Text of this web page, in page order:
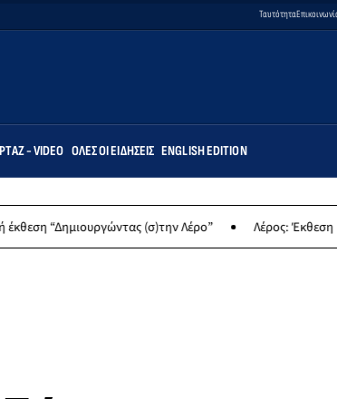
Ταυτότητα
- VIDEO ΌΛΕΣ ΟΙ ΕΙΔΉΣΕΙΣ ENGLISH EDITION
(σ)την Λέρο” Λέρος: Έκθεση Βιβλίου και